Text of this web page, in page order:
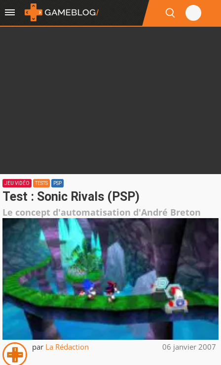
JEU VIDÉO TESTS PSP
Test : Sonic Rivals (PSP)
Le concept d'automatisation d'André Breton
par La Rédaction 06 janvier 2007